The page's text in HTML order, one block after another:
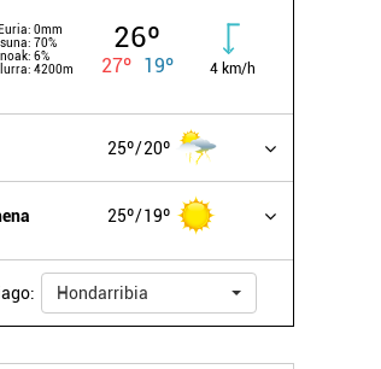
Euria: 0mm
70%
6%
4200m
26º
27º 19º 4 km/h
25º 20º
25º 19º
Hondarribia